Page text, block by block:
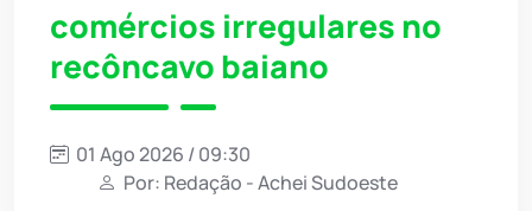
comércios irregulares no
recôncavo baiano
01 Ago 2026 / 09:30
Por: Redação - Achei Sudoeste